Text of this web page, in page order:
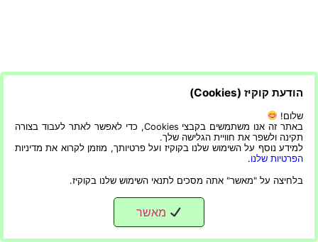
הודעת קוקיז (Cookies)
שלום!
באתר זה אנו משתמשים בקבצי Cookies, כדי לאפשר לאתר לעבוד בצורה
תקינה ולשפר את חוויית הגלישה שלך.
למידע נוסף על השימוש שלנו בקוקיז ועל פרטיותך, מוזמן לקרוא את מדיניות
הפרטיות שלנו.
בלחיצה על "מאשר" אתה מסכים לתנאי השימוש שלנו בקוקיז.
מאשר